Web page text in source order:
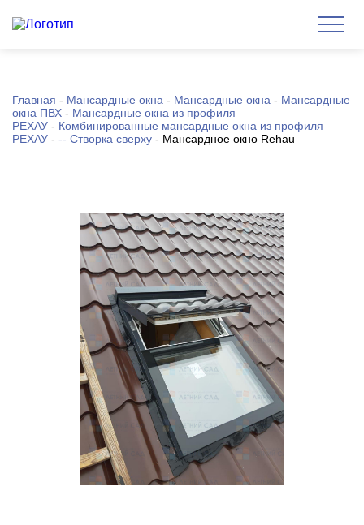
Главная - Мансардные окна - Мансардные окна - Мансардные
окна ПВХ - Мансардные окна из профиля
РЕХАУ - Комбинированные мансардные окна из профиля
РЕХАУ - -- Створка сверху - Мансардное окно Rehau